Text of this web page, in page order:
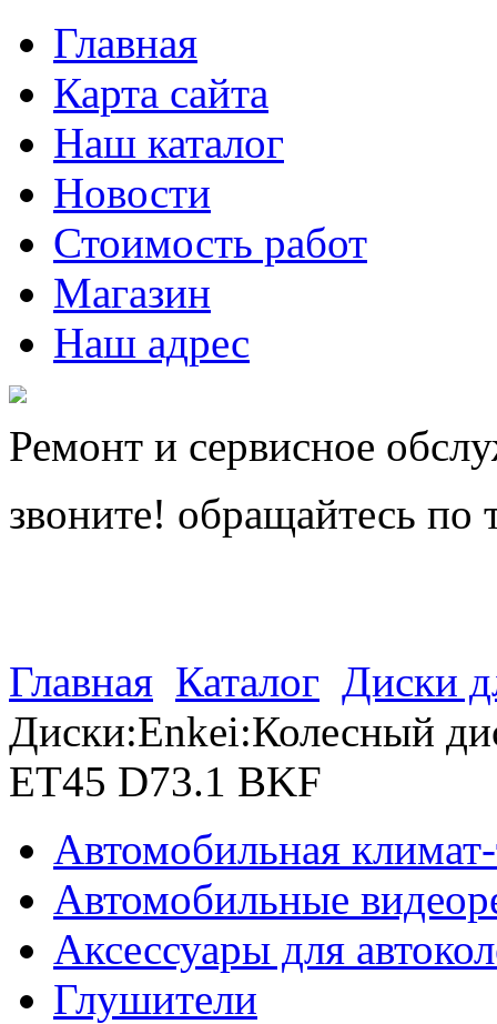
Главная
Карта сайта
Наш каталог
Новости
Стоимость работ
Магазин
Наш адрес
Ремонт и сервисное
звоните! обращайтесь по
Главная Каталог Диски
Диски:Enkei:Колесный
ET45 D73.1 BKF
Автомобильная
Автомобильные
Аксессуары для
Глушители